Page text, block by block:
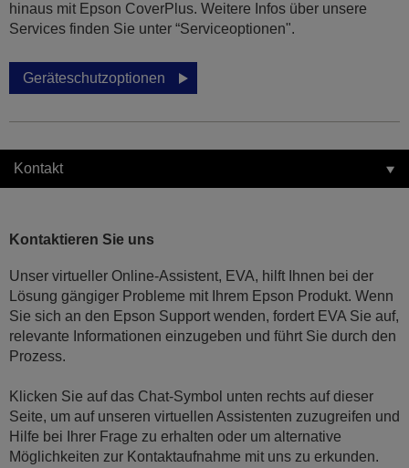
hinaus mit Epson CoverPlus. Weitere Infos über unsere
Services finden Sie unter “Serviceoptionen".
Geräteschutzoptionen
Kontakt
Kontaktieren Sie uns
Unser virtueller Online-Assistent, EVA, hilft Ihnen bei der
Lösung gängiger Probleme mit Ihrem Epson Produkt. Wenn
Sie sich an den Epson Support wenden, fordert EVA Sie auf,
relevante Informationen einzugeben und führt Sie durch den
Prozess.
Klicken Sie auf das Chat-Symbol unten rechts auf dieser
Seite, um auf unseren virtuellen Assistenten zuzugreifen und
Hilfe bei Ihrer Frage zu erhalten oder um alternative
Möglichkeiten zur Kontaktaufnahme mit uns zu erkunden.